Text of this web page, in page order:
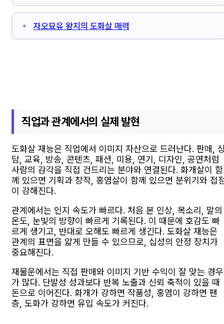
자오묘유 왕지의 도화살 매력
직업과 관계에서의 실제 발현
도화살 재능은 직업에서 이미지 자산으로 드러난다. 판매,
담, 교육, 방송, 콘텐츠, 패션, 미용, 연기, 디자인, 공연처럼
사람의 감각을 직접 건드리는 분야와 연결된다. 화개살이 함
께 있으면 기획과 창작, 홍염살이 함께 있으면 분위기와 접
이 강해진다.
관계에서는 인지 속도가 빠르다. 처음 본 인상, 목소리, 말의
온도, 눈빛의 방향이 빠르게 기록된다. 이 때문에 호감도 빠
르게 생기고, 반대로 오해도 빠르게 생긴다. 도화살 재능은
관계의 표면을 얇게 만들 수 있으므로, 십성의 안정 장치가
중요해진다.
재물운에서는 직접 판매와 이미지 기반 수익이 잘 맞는 경우
가 많다. 단발성 성과보다 반복 노출과 신뢰 축적이 있을 때
돈으로 이어진다. 화개가 강하면 작품성, 홍염이 강하면 팬
층, 도화가 강하면 유입 속도가 커진다.